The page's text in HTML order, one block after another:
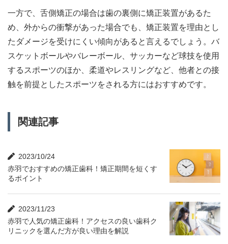
一方で、舌側矯正の場合は歯の裏側に矯正装置があるた
め、外からの衝撃があった場合でも、矯正装置を理由とし
たダメージを受けにくい傾向があると言えるでしょう。バ
スケットボールやバレーボール、サッカーなど球技を使用
するスポーツのほか、柔道やレスリングなど、他者との接
触を前提としたスポーツをされる方にはおすすめです。
関連記事
2023/10/24
赤羽でおすすめの矯正歯科！矯正期間を短くす
るポイント
2023/11/23
赤羽で人気の矯正歯科！アクセスの良い歯科ク
リニックを選んだ方が良い理由を解説